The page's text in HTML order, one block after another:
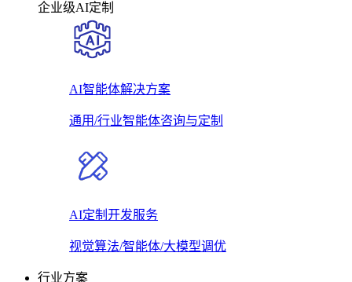
企业级AI定制
AI智能体解决方案
通用/行业智能体咨询与定制
AI定制开发服务
视觉算法/智能体/大模型调优
行业方案